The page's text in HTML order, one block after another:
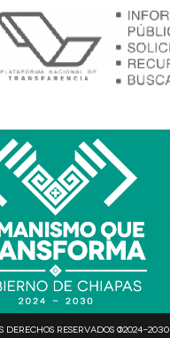
derechos reservados @2024-2030